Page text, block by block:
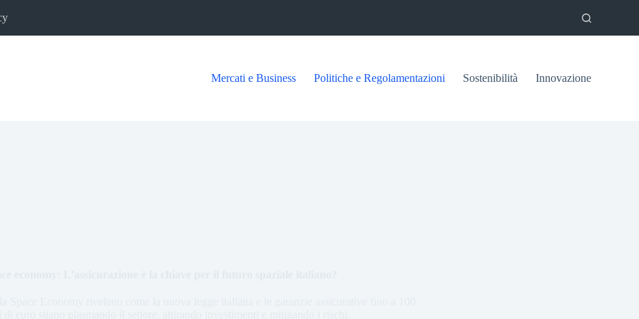
Mercati e Business Politiche e Regolamentazioni Sostenibilità Innovazione